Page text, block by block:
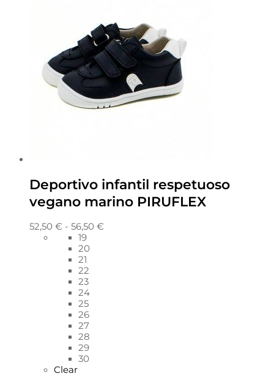
Deportivo infantil respetuoso
vegano marino PIRUFLEX
52,50 € - 56,50 €
19
20
21
22
23
24
25
26
27
28
29
30
Clear